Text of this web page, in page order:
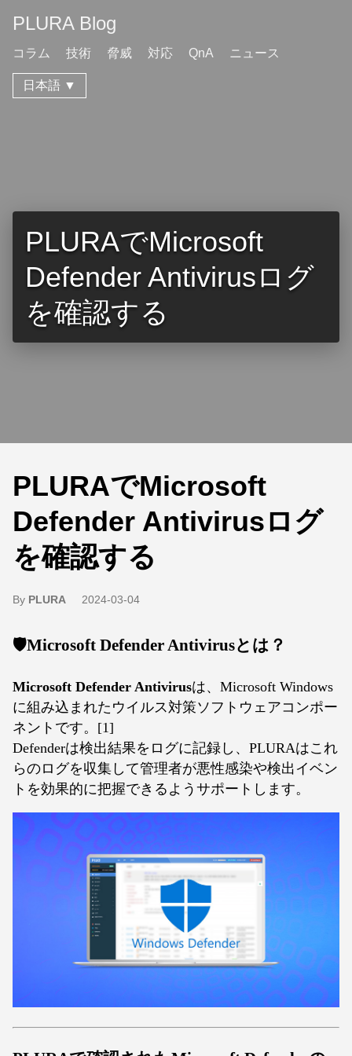
PLURA Blog
コラム 技術 脅威 対応 QnA ニュース
日本語 ▼
PLURAでMicrosoft
Defender Antivirusログ
を確認する
PLURAでMicrosoft
Defender Antivirusログ
を確認する
By PLURA 2024-03-04
🛡️Microsoft Defender Antivirusとは？
Microsoft Defender Antivirusは、Microsoft Windows
に組み込まれたウイルス対策ソフトウェアコンポー
ネントです。[1]
Defenderは検出結果をログに記録し、PLURAはこれ
らのログを収集して管理者が悪性感染や検出イベン
トを効果的に把握できるようサポートします。